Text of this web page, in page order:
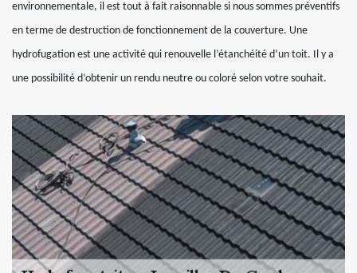
environnementale, il est tout à fait raisonnable si nous sommes préventifs
en terme de destruction de fonctionnement de la couverture. Une
hydrofugation est une activité qui renouvelle l’étanchéité d’un toit. Il y a
une possibilité d’obtenir un rendu neutre ou coloré selon votre souhait.